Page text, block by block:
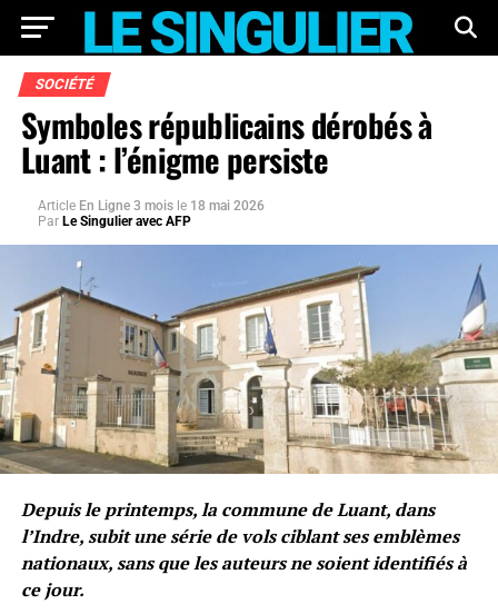
SOCIÉTÉ
Symboles républicains dérobés à
Luant : l’énigme persiste
Article En Ligne 3 mois le 18 mai 2026
Par Le Singulier avec AFP
Depuis le printemps, la commune de Luant, dans
l’Indre, subit une série de vols ciblant ses emblèmes
nationaux, sans que les auteurs ne soient identifiés à
ce jour.